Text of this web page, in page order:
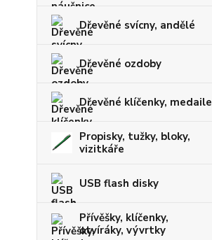
Dřevěné svícny, andělé
Dřevěné ozdoby
Dřevěné klíčenky, medaile
Propisky, tužky, bloky,
vizitkáře
USB flash disky
Přívěšky, klíčenky,
otvíráky, vývrtky